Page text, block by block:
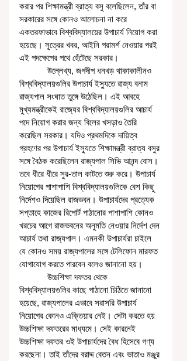
করার পর শিক্ষামন্ত্রী ব্রাত্য বসু বলেছিলেন, তাঁর বা
সরকারের সঙ্গে কোনও আলোচনা না করে
একতরফাভাবে বিশ্ববিদ্যালয়ের উপাচার্য নিয়োগ করা
হয়েছে। সূত্রের খবর, আইনি পরামর্শ নেওয়ার পরই
এই পদক্ষেপের পথে হেঁটেছে সরকার।
বিশ্ববিদ্যালয়গুলির উপাচার্য ইস্যুতে রাজ্য বনাম
রাজ্যপাল সংঘাত তুঙ্গে উঠেছিল। এই আবহে
মুখ্যমন্ত্রীকেই রাজ্যের বিশ্ববিদ্যালয়গুলির আচার্য
পদে নিয়োগ করার জন্য বিলের খসড়াও তৈরি
করেছিল সরকার। যদিও প্রথমদিকে দায়িত্ব
গ্রহণের পর উপাচার্য ইস্যুতে শিক্ষামন্ত্রী ব্রাত্য বসুর
সঙ্গে বৈঠক করেছিলেন রাজ্যপাল সিভি আনন্দ বোস।
তবে ধীরে ধীরে সুর-তাল কাটতে শুরু করে। উপাচার্য
নিয়োগের পাশাপাশি বিশ্ববিদ্যালয়গুলিকে বেশ কিছু
নির্দেশও দিয়েছিল রাজভবন। উপাচার্যদের প্রত্যেক
সপ্তাহে কাজের রিপোর্ট পাঠানোর পাশাপাশি কোনও
খরচের আগে রাজভবনের অনুমতি নেওয়ার নির্দেশ দেন
আচার্য তথা রাজ্যপাল। এমনকী উপাচার্যরা চাইলে
যে কোনও সময় রাজ্যপালের সঙ্গে টেলিফোন মারফত
যোগাযোগ করতে পারবেন বলেও জানানো হয়।
বিশ্ববিদ্যালয়গুলির কাছে পাঠানো চিঠিতে জানানো
হয়েছে, রাজ্যপালের এভাবে সরাসরি উপাচার্য
নিয়োগের কোনও এক্তিয়ার নেই। সেটা করতে হয়
উচ্চশিক্ষা দফতরের মাধ্যমে। সেই কারনেই
উচ্চশিক্ষা দফতর ওই উপাচার্যদের বৈধ হিসেবে গণ্য
করছেনা। তাই তাঁদের বরাদ্দ বেতন এবং ভাতাও মঞ্জুর